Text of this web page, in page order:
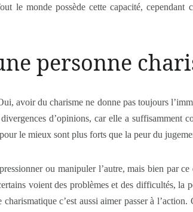
le monde possède cette capacité, cependant
personne
avoir du charisme ne donne pas toujours
d’opinions, car elle a suffisamment
le mieux sont plus forts que la peur du
ou manipuler l’autre, mais bien par
voient des problèmes et des difficultés, la
c’est aussi aimer passer à l’action.